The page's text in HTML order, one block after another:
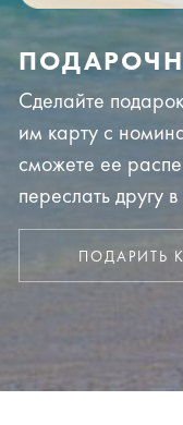
Сделайте
им карту с
сможете ее
переслать другу
ПОДАРИТЬ